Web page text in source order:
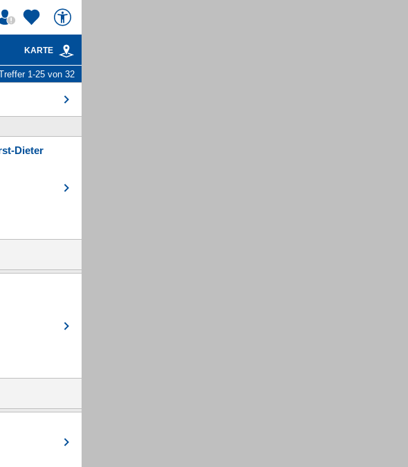
KARTE
1-25 von 32
Dieter